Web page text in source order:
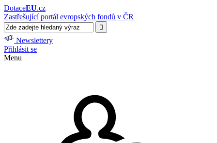
DotaceEU.cz
Zastřešující portál evropských fondů v ČR
Newslettery
Přihlásit se
Menu